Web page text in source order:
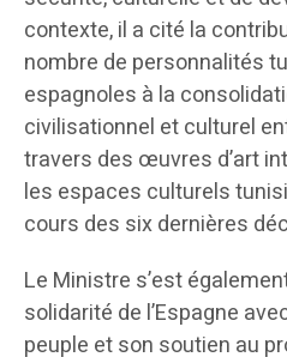
contexte, il a cité la
nombre de personnalités
espagnoles à la
civilisationnel et culturel
travers des œuvres d’art
les espaces culturels
cours des six dernières
Le Ministre s’est
solidarité de l’Espagne
peuple et son soutien au